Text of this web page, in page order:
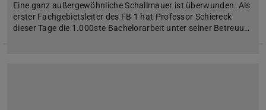
Eine ganz außergewöhnliche Schallmauer ist überwunden. Als
erster Fachgebietsleiter des FB 1 hat Professor Schiereck
dieser Tage die 1.000ste Bachelorarbeit unter seiner Betreuu…